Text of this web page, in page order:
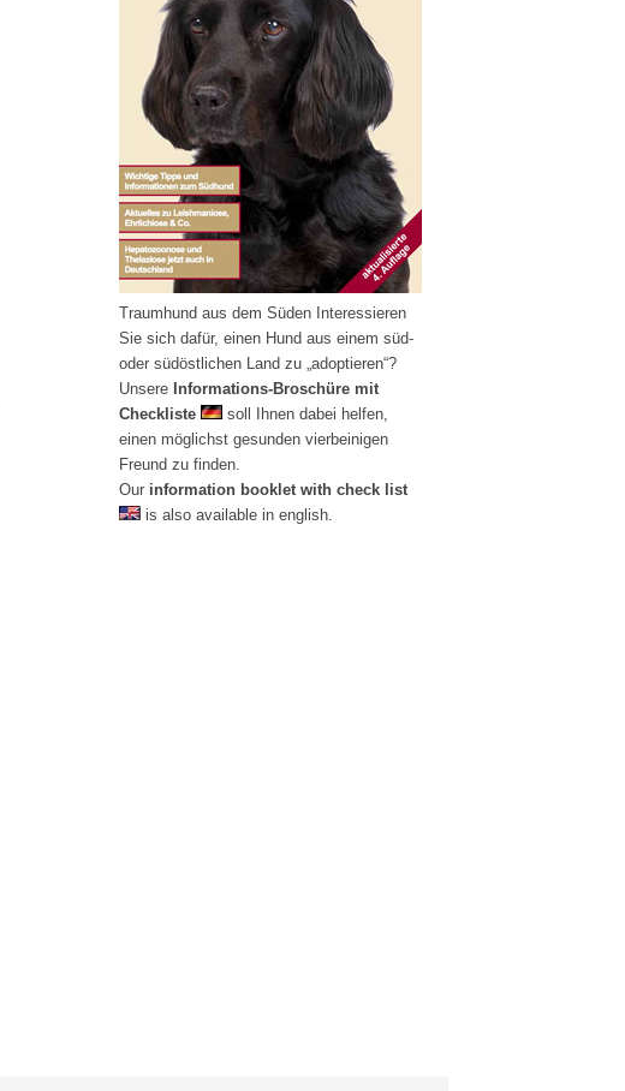
Traumhund aus dem Süden Interessieren
Sie sich dafür, einen Hund aus einem süd-
oder südöstlichen Land zu „adoptieren“?
Unsere Informations-Broschüre mit
Checkliste
soll Ihnen dabei helfen,
einen möglichst gesunden vierbeinigen
Freund zu finden.
Our information booklet with check list
is also available in english.